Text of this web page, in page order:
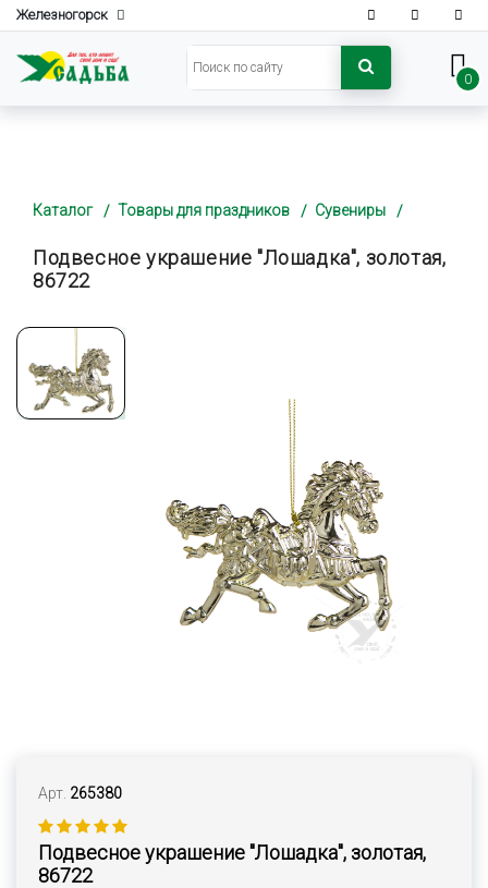
Железногорск
0
Каталог Товары для праздников Сувениры
Подвесное украшение "Лошадка", золотая,
86722
Арт. 265380
Подвесное украшение "Лошадка", золотая,
86722